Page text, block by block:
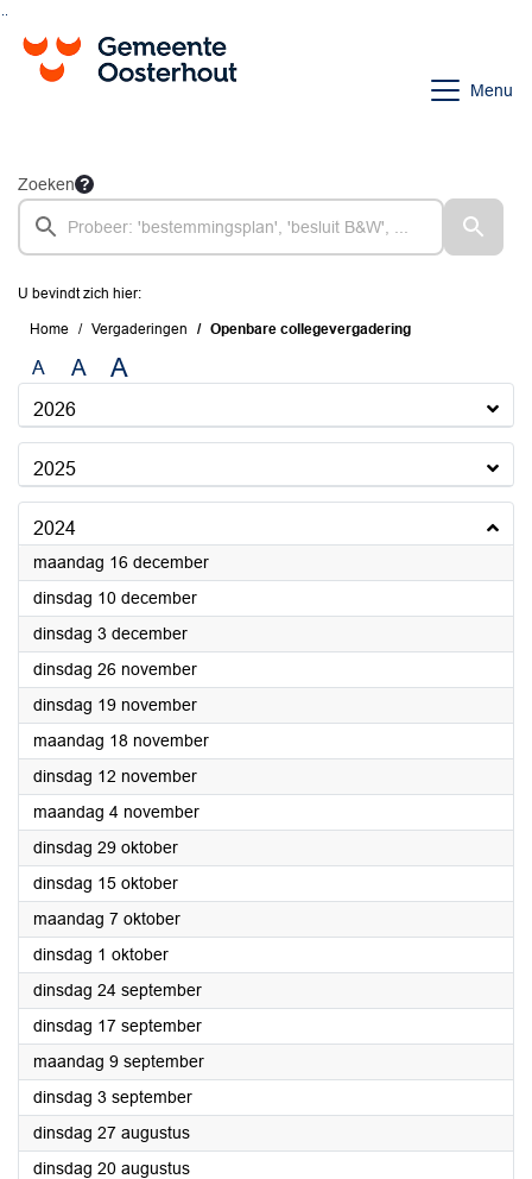
Menu
Zoeken
U bevindt zich hier:
Home Vergaderingen Openbare collegevergadering
A A A
2026
2025
2024
maandag 16 december2024
dinsdag 10 december2024
dinsdag 3 december2024
dinsdag 26 november2024
dinsdag 19 november2024
maandag 18 november2024
dinsdag 12 november2024
maandag 4 november2024
dinsdag 29 oktober2024
dinsdag 15 oktober2024
maandag 7 oktober2024
dinsdag 1 oktober2024
dinsdag 24 september2024
dinsdag 17 september2024
maandag 9 september2024
dinsdag 3 september2024
dinsdag 27 augustus2024
dinsdag 20 augustus2024